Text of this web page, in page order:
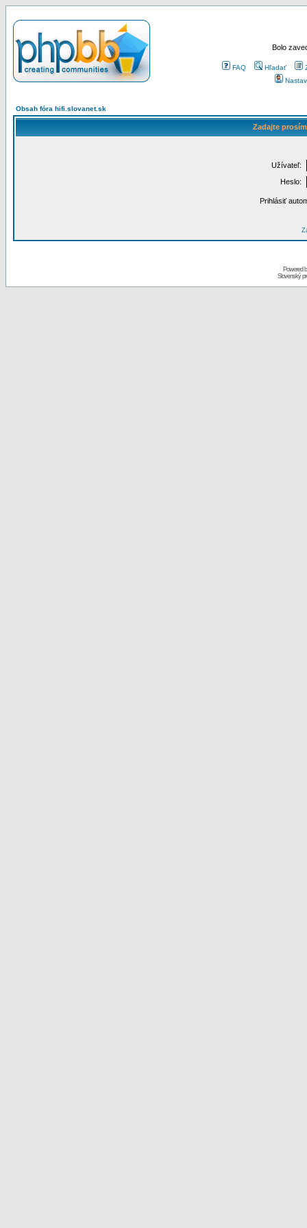
Bolo
FAQ Hľadať
Obsah fóra hifi.slovanet.sk
Zadajte
Užívateľ:
Heslo:
Prihlásiť
Powered
Slovenský